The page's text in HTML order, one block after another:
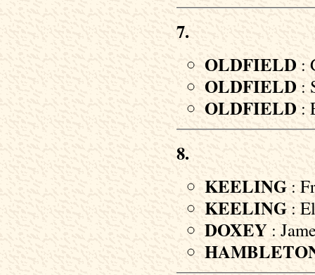
7.
OLDFIELD :
OLDFIELD :
OLDFIELD :
8.
KEELING :
KEELING :
DOXEY :